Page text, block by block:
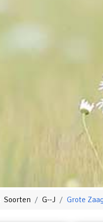
Soorten G--J Grote